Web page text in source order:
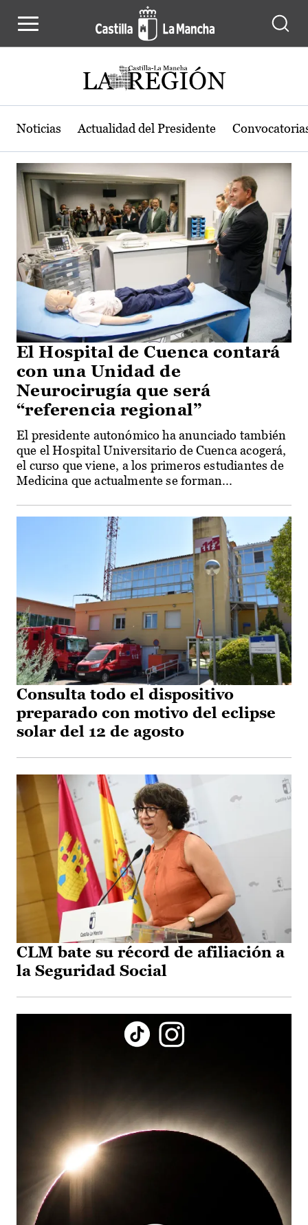
Actualidad de la región de Castilla-
Noticias Actualidad del Presidente
El Hospital de Cuenca contará
con una Unidad de
Neurocirugía que será
“referencia regional”
El presidente autonómico ha anunciado también
que el Hospital Universitario de Cuenca acogerá,
el curso que viene, a los primeros estudiantes de
Medicina que actualmente se forman...
Consulta todo el dispositivo
preparado con motivo del eclipse
solar del 12 de agosto
CLM bate su récord de afiliación a
la Seguridad Social